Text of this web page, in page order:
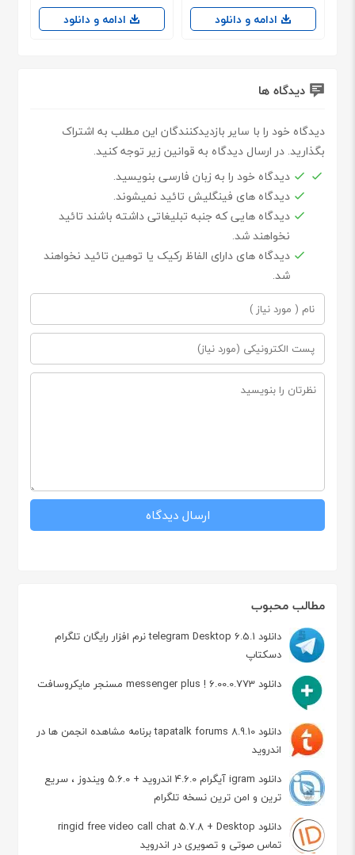
مطالب محبوب
دانلود telegram Desktop 6.5.1 نرم افزار رایگان تلگرام
دسکتاپ
دانلود messenger plus ! 6.00.0.773 مسنجر مایکروسافت
دانلود tapatalk forums 8.9.10 برنامه مشاهده انجمن ها در
اندروید
دانلود igram آیگرام 4.6.0 اندروید + 5.6.0 ویندوز ، سریع
ترین و امن ترین نسخه تلگرام
دانلود ringid free video call chat 5.7.8 + Desktop
تماس صوتی و تصویری در اندروید
ادامه و دانلود ادامه و دانلود
دیدگاه ها
دیدگاه خود را با سایر بازدیدکنندگان این مطلب به اشتراک
بگذارید. در ارسال دیدگاه به قوانین زیر توجه کنید.
دیدگاه خود را به زبان فارسی بنویسید.
دیدگاه های فینگلیش تائید نمیشوند.
دیدگاه هایی که جنبه تبلیغاتی داشته باشند تائید
نخواهند شد.
دیدگاه های دارای الفاظ رکیک یا توهین تائید نخواهند
شد.